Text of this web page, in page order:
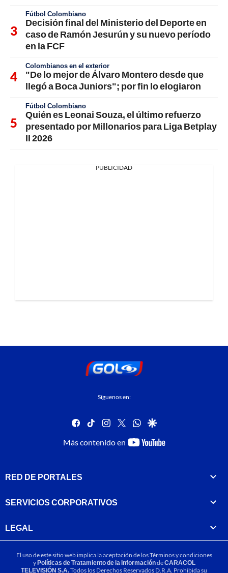
Fútbol Colombiano
Decisión final del Ministerio del Deporte en
caso de Ramón Jesurún y su nuevo período
en la FCF
Colombianos en el exterior
"De lo mejor de Álvaro Montero desde que
llegó a Boca Juniors"; por fin lo elogiaron
Fútbol Colombiano
Quién es Leonai Souza, el último refuerzo
presentado por Millonarios para Liga Betplay
II 2026
PUBLICIDAD
Síguenos en:
facebook
tiktok instagram
twitterwhatsapp
google
Más contenido en
youtube-
RED DE PORTALES
SERVICIOS CORPORATIVOS
LEGAL
El uso de este sitio web implica la aceptación de losTérminos y condiciones
yPolíticas de Tratamiento de la InformacióndeCARACOL
TELEVISIÓN S.A.Todos los Derechos Reservados D.R.A. Prohibida su